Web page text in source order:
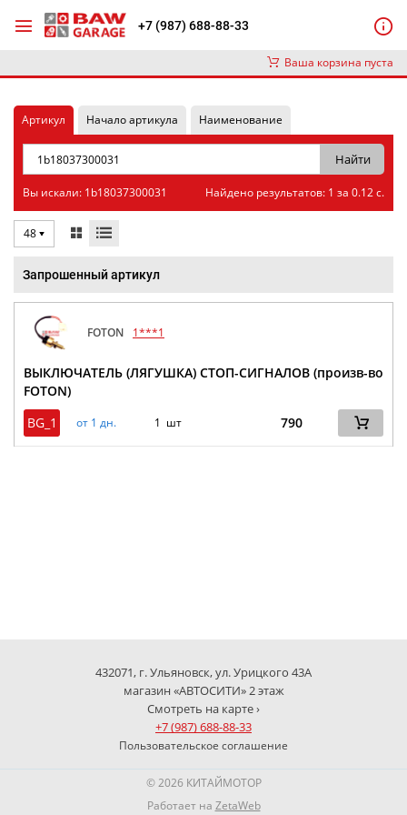
+7 (987) 688-88-33
Ваша корзина пуста
Артикул Начало артикула Наименование
Вы искали: 1b18037300031 Найдено результатов: 1 за 0.12 с.
48
Запрошенный артикул
FOTON 1***1
ВЫКЛЮЧАТЕЛЬ (ЛЯГУШКА) СТОП-СИГНАЛОВ (произв-во
FOTON)
BG_1
от 1 дн. 1 шт 790
432071, г. Ульяновск, ул. Урицкого 43А
магазин «АВТОСИТИ» 2 этаж
Смотреть на карте ›
+7 (987) 688-88-33
Пользовательское соглашение
© 2026 КИТАЙМОТОР
Работает на ZetaWeb